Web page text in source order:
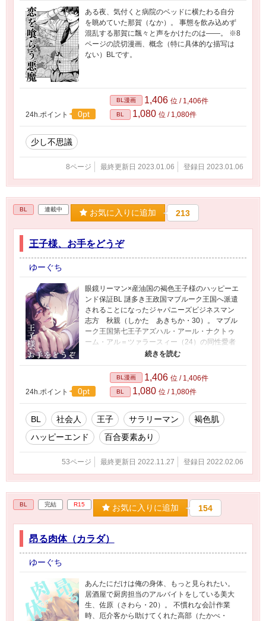
ある夜、気付くと病院のベッドに横たわる自分
を眺めていた那賀（なか）。 事態を飲み込めず
混乱する那賀に飄々と声をかけたのは――。 ※8
ページの読切漫画、概念（特に具体的な描写は
ない）BLです。
24h.ポイント 0pt
BL漫画 1,406 位 / 1,406件
BL 1,080 位 / 1,080件
少し不思議
8ページ 最終更新日 2023.01.06 登録日 2023.01.06
BL 連載中 お気に入りに追加 213
王子様、お手をどうぞ
ゆーぐち
眼鏡リーマン×産油国の褐色王子様のハッピーエ
ンド保証BL 謎多き王政国マブルーク王国へ派遣
されることになったジャパニーズビジネスマン
志方 秋親（しかた あきちか・30）。 マブル
ーク王国第七王子アズハル・アール・ナクトゥ
ーム・アル＝ツァラースィー（24）の同性愛者
公表と離婚報道を頭の片隅に置きながら降り立
った異国で、志方は平凡平穏な日本での生活で
は想像もしなかったような渦中に巻き込まれて
いく――。 ※この物語はフィクションです。登
場する人物・団体・名称等は架空であり、実在
のものとは関係ありません。※
24h.ポイント 0pt
BL漫画 1,406 位 / 1,406件
BL 1,080 位 / 1,080件
BL 社会人 王子 サラリーマン
褐色肌
ハッピーエンド
百合要素あり
53ページ 最終更新日 2022.11.27 登録日 2022.02.06
BL 完結 R15 お気に入りに追加 154
昂る肉体（カラダ）
ゆーぐち
あんたにだけは俺の身体、もっと見られたい。
居酒屋で厨房担当のアルバイトをしている美大
生、佐原（さわら・20）。 不慣れな会計作業
時、厄介客から助けてくれた高部（たかべ・